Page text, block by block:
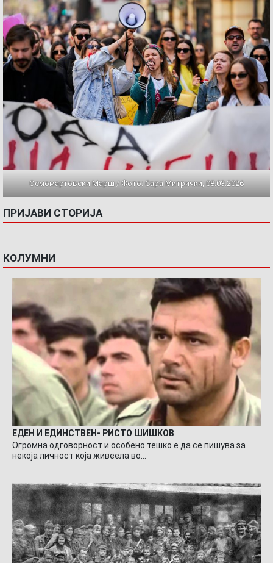
Осмомартовски Марш / Фото: Сара Митрички, 08.03.2026
ПРИЈАВИ СТОРИЈА
КОЛУМНИ
ЕДЕН И ЕДИНСТВЕН- РИСТО ШИШКОВ
Огромна одговорност и особено тешко е да се пишува за
некоја личност која живеела во…